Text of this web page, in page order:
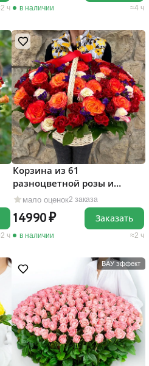
2 ч в наличии 4 ч
2 ч
мало оценок2 заказа
Корзина из 61
разноцветной розы и
статицы
14990
в наличии 2 ч
Заказать
ВАУ эффект